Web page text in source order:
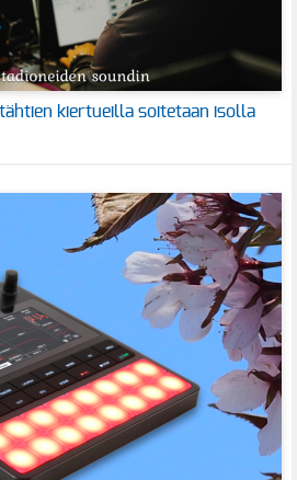
kiertueilla soitetaan isolla